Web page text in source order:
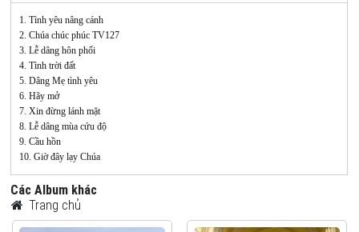
1. Tình yêu nâng cánh
2. Chúa chúc phúc TV127
3. Lễ dâng hôn phối
4. Tình trời đất
5. Dâng Mẹ tình yêu
6. Hãy mở
7. Xin đừng lánh mặt
8. Lễ dâng mùa cứu độ
9. Cầu hồn
10. Giờ đây lạy Chúa
Các Album khác
Trang chủ